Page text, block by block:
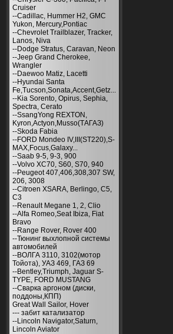
Cruiser
--Cadillac, Hummer H2, GMC
Yukon, Mercury,Pontiac
--Chevrolet Trailblazer, Tracker,
Lanos, Niva
--Dodge Stratus, Caravan, Neon
--Jeep Grand Cherokee,
Wrangler
--Daewoo Matiz, Lacetti
--Hyundai Santa
Fe,Tucson,Sonata,Accent,Getz...
--Kia Sorento, Opirus, Sephia,
Spectra, Cerato
--SsangYong REXTON,
Kyron,Actyon,Musso(ТАГАЗ)
--Skoda Fabia
--FORD Mondeo IV,III(ST220),S-
MAX,Focus,Galaxy...
--Saab 9-5, 9-3, 900
--Volvo XC70, S60, S70, 940
--Peugeot 407,406,308,307 SW,
206, 3008
--Citroen XSARA, Berlingo, С5,
С3
--Renault Megane 1, 2, Clio
--Alfa Romeo,Seat Ibiza, Fiat
Bravo
--Range Rover, Rover 400
--Тюнинг выхлопной системы
автомобилей
--ВОЛГА 3110, 3102(мотор
Тойота), УАЗ 469, ГАЗ 69
--Bentley,Triumph, Jaguar S-
TYPE, FORD MUSTANG
--Сварка аргоном (диски,
поддоны,КПП)
Great Wall Sailor, Hover
--- забит катализатор
--Lincoln Navigator,Saturn,
Lincoln Aviator